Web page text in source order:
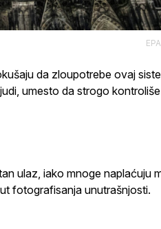
da zloupotrebe ovaj
umesto da strogo
ulaz, iako mnoge naplaćuju
fotografisanja unutrašnjosti.